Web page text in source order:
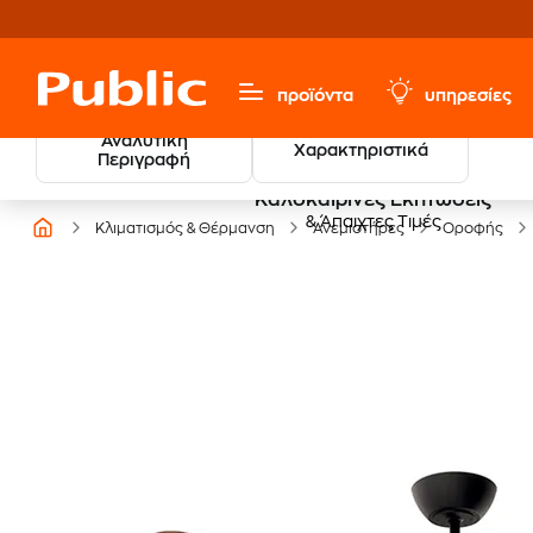
προϊόντα υπηρεσίες
Αναλυτική
Περιγραφή
Χαρακτηριστικά
Καλοκαιρινές Εκπτώσεις
& Άπαιχτες Τιμές
Κλιματισμός & Θέρμανση Ανεμιστήρες Οροφής